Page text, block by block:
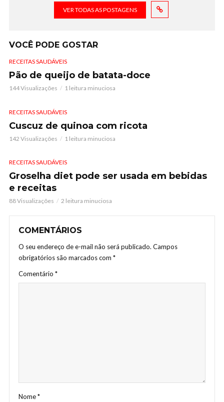
VER TODAS AS POSTAGENS
VOCÊ PODE GOSTAR
RECEITAS SAUDÁVEIS
Pão de queijo de batata-doce
144 Visualizações 1 leitura minuciosa
RECEITAS SAUDÁVEIS
Cuscuz de quinoa com ricota
142 Visualizações 1 leitura minuciosa
RECEITAS SAUDÁVEIS
Groselha diet pode ser usada em bebidas
e receitas
88 Visualizações 2 leitura minuciosa
COMENTÁRIOS
O seu endereço de e-mail não será publicado. Campos
obrigatórios são marcados com *
Comentário *
Nome*